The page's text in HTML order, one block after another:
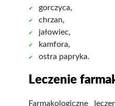
gorczyca,
chrzan,
jałowiec,
kamfora,
ostra papryka.
Leczenie
Farmakologiczne